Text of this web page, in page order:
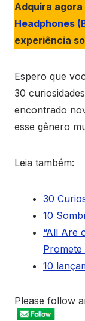
Adquira agora
Headphones
experiência
Espero que
30
encontrado
esse gênero
Leia também:
30
10
“All Are
Promete
10
Please follow